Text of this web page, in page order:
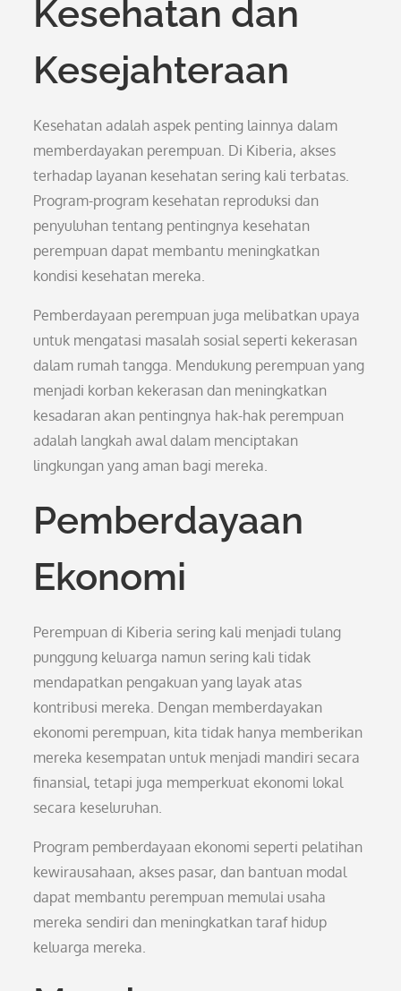
Kesehatan dan
Kesejahteraan
Kesehatan adalah aspek penting lainnya dalam
memberdayakan perempuan. Di Kiberia, akses
terhadap layanan kesehatan sering kali terbatas.
Program-program kesehatan reproduksi dan
penyuluhan tentang pentingnya kesehatan
perempuan dapat membantu meningkatkan
kondisi kesehatan mereka.
Pemberdayaan perempuan juga melibatkan upaya
untuk mengatasi masalah sosial seperti kekerasan
dalam rumah tangga. Mendukung perempuan yang
menjadi korban kekerasan dan meningkatkan
kesadaran akan pentingnya hak-hak perempuan
adalah langkah awal dalam menciptakan
lingkungan yang aman bagi mereka.
Pemberdayaan
Ekonomi
Perempuan di Kiberia sering kali menjadi tulang
punggung keluarga namun sering kali tidak
mendapatkan pengakuan yang layak atas
kontribusi mereka. Dengan memberdayakan
ekonomi perempuan, kita tidak hanya memberikan
mereka kesempatan untuk menjadi mandiri secara
finansial, tetapi juga memperkuat ekonomi lokal
secara keseluruhan.
Program pemberdayaan ekonomi seperti pelatihan
kewirausahaan, akses pasar, dan bantuan modal
dapat membantu perempuan memulai usaha
mereka sendiri dan meningkatkan taraf hidup
keluarga mereka.